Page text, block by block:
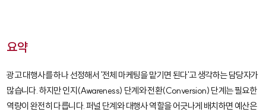
요약
광고 대행사를 하나 선정해서 '전체 마케팅을 맡기면 된다'고 생각하는 담당자가
많습니다. 하지만 인지(Awareness) 단계와 전환(Conversion) 단계는 필요한
역량이 완전히 다릅니다. 퍼널 단계와 대행사 역할을 어긋나게 배치하면 예산은